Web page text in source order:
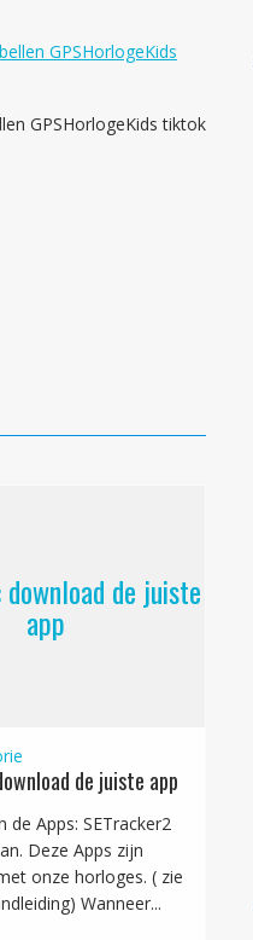
GPSHorlogeKids tiktok
de juiste
app
de juiste app
de Apps: SETracker2
Deze Apps zijn
onze horloges. ( zie
Wanneer...